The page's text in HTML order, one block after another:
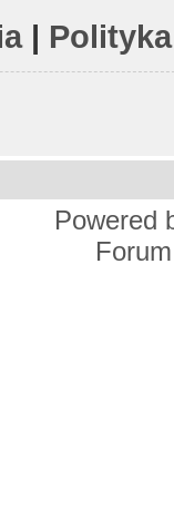
|
Powered